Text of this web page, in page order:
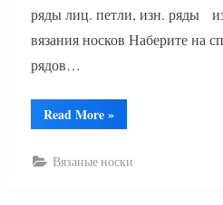
ряды лиц. петли, изн. ряды
вязания носков Наберите на
рядов…
Read More“Вязаные
носки
схема”
»
Вязаные носки